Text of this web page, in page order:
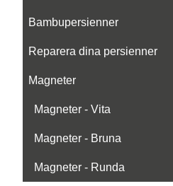
Bambupersienner
Reparera dina persienner
Magneter
Magneter - Vita
Magneter - Bruna
Magneter - Runda